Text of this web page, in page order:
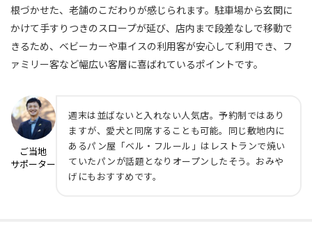
根づかせた、老舗のこだわりが感じられます。駐車場から玄関に
かけて手すりつきのスロープが延び、店内まで段差なしで移動で
きるため、ベビーカーや車イスの利用客が安心して利用でき、フ
ァミリー客など幅広い客層に喜ばれているポイントです。
ご当地
サポーター
週末は並ばないと入れない人気店。予約制ではあり
ますが、愛犬と同席することも可能。同じ敷地内に
あるパン屋「ベル・フルール」はレストランで焼い
ていたパンが話題となりオープンしたそう。おみや
げにもおすすめです。